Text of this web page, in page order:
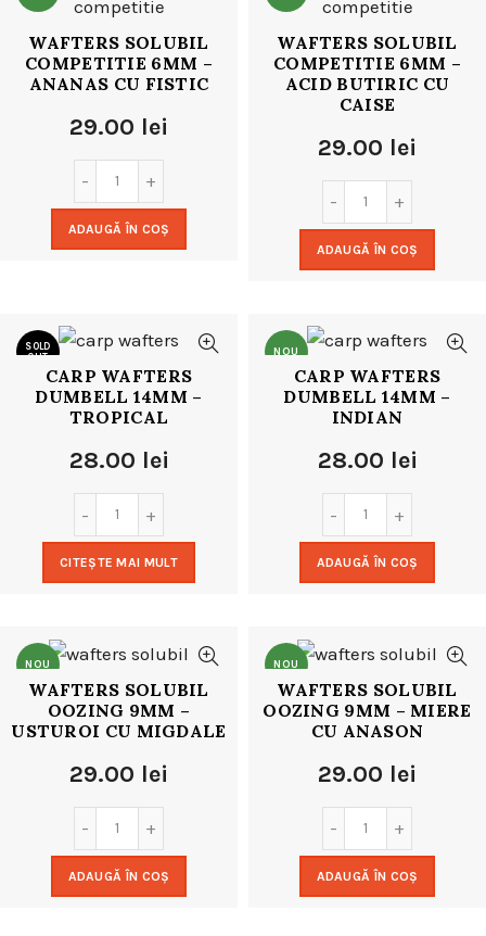
WAFTERS SOLUBIL
COMPETITIE 6MM –
ANANAS CU FISTIC
29.00 lei
ADAUGĂ ÎN COȘ
WAFTERS SOLUBIL
COMPETITIE 6MM –
ACID BUTIRIC CU
CAISE
29.00 lei
ADAUGĂ ÎN COȘ
SOLD
OUT
NOU
CARP WAFTERS
DUMBELL 14MM –
TROPICAL
28.00 lei
CITEȘTE MAI MULT
NOU
CARP WAFTERS
DUMBELL 14MM –
INDIAN
28.00 lei
ADAUGĂ ÎN COȘ
NOU
WAFTERS SOLUBIL
OOZING 9MM –
USTUROI CU MIGDALE
29.00 lei
ADAUGĂ ÎN COȘ
NOU
WAFTERS SOLUBIL
OOZING 9MM – MIERE
CU ANASON
29.00 lei
ADAUGĂ ÎN COȘ